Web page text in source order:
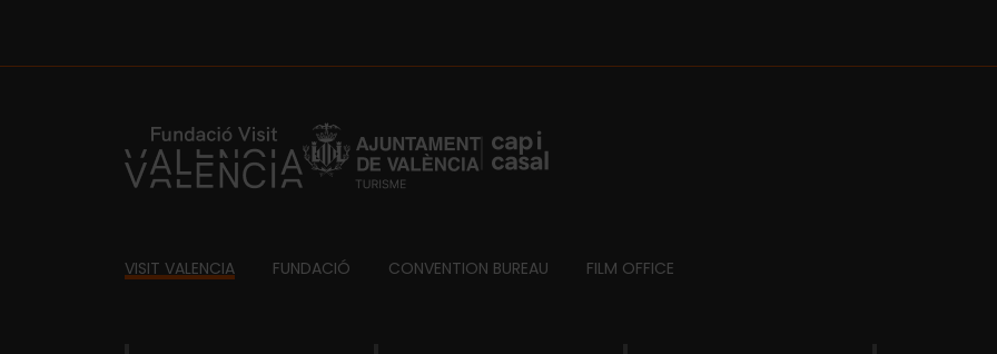
https://fundacion.visitvalencia.com/
Footer
VISIT VALENCIA FUNDACIÓ CONVENTION BUREAU FILM OFFICE